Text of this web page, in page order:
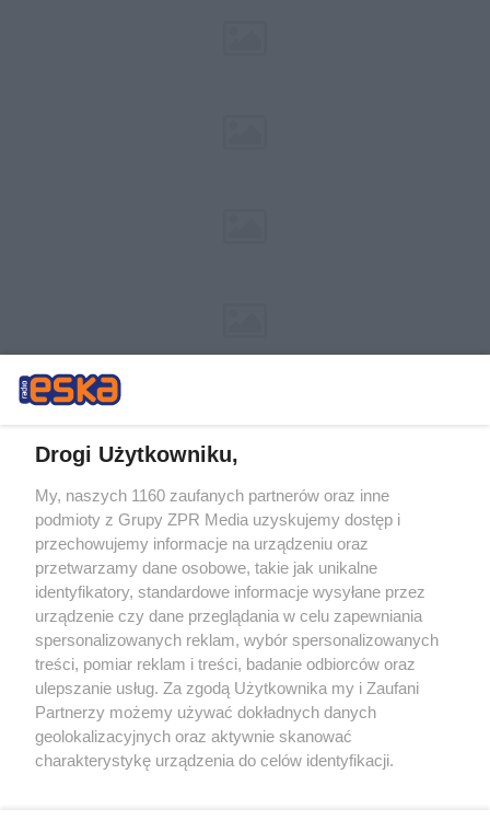
Żaden utwór zamieszczony w serwisie nie może być powielany i
rozpowszechniany lub dalej rozpowszechniany w jakikolwiek sposób (w
tym także elektroniczny lub mechaniczny) na jakimkolwiek polu
eksploatacji w jakiejkolwiek formie, włącznie z umieszczaniem w
Internecie bez pisemnej zgody właściciela praw. Jakiekolwiek użycie lub
wykorzystanie utworów w całości lub w części z naruszeniem prawa,
tzn. bez właściwej zgody, jest zabronione pod groźbą kary i może być
ścigane prawnie.
Drogi Użytkowniku,
My, naszych 1160 zaufanych partnerów oraz inne
podmioty z Grupy ZPR Media uzyskujemy dostęp i
przechowujemy informacje na urządzeniu oraz
przetwarzamy dane osobowe, takie jak unikalne
identyfikatory, standardowe informacje wysyłane przez
urządzenie czy dane przeglądania w celu zapewniania
spersonalizowanych reklam, wybór spersonalizowanych
treści, pomiar reklam i treści, badanie odbiorców oraz
ulepszanie usług. Za zgodą Użytkownika my i Zaufani
Partnerzy możemy używać dokładnych danych
geolokalizacyjnych oraz aktywnie skanować
charakterystykę urządzenia do celów identyfikacji.